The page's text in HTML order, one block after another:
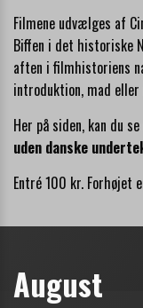
Filmene udvælges af
Biffen i det historiske
aften i filmhistoriens
introduktion, mad
Her på siden, kan du
uden danske
Entré 100 kr. Forhøjet
August